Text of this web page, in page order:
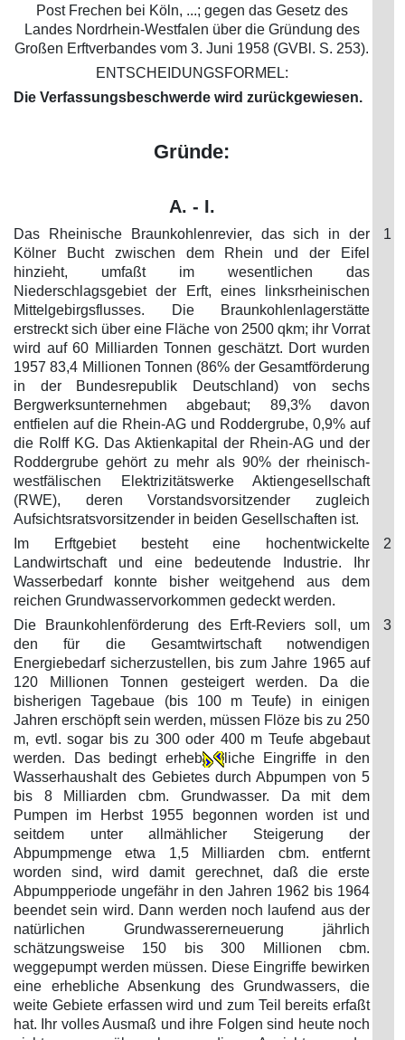
Post Frechen bei Köln, ...; gegen das Gesetz des
Landes Nordrhein-Westfalen über die Gründung des
Großen Erftverbandes vom 3. Juni 1958 (GVBl. S. 253).
ENTSCHEIDUNGSFORMEL:
Die Verfassungsbeschwerde wird zurückgewiesen.
Gründe:
A. - I.
Das Rheinische Braunkohlenrevier, das sich in der
Kölner Bucht zwischen dem Rhein und der Eifel
hinzieht, umfaßt im wesentlichen das
Niederschlagsgebiet der Erft, eines linksrheinischen
Mittelgebirgsflusses. Die Braunkohlenlagerstätte
erstreckt sich über eine Fläche von 2500 qkm; ihr Vorrat
wird auf 60 Milliarden Tonnen geschätzt. Dort wurden
1957 83,4 Millionen Tonnen (86% der Gesamtförderung
in der Bundesrepublik Deutschland) von sechs
Bergwerksunternehmen abgebaut; 89,3% davon
entfielen auf die Rhein-AG und Roddergrube, 0,9% auf
die Rolff KG. Das Aktienkapital der Rhein-AG und der
Roddergrube gehört zu mehr als 90% der rheinisch-
westfälischen Elektrizitätswerke Aktiengesellschaft
(RWE), deren Vorstandsvorsitzender zugleich
Aufsichtsratsvorsitzender in beiden Gesellschaften ist.
1
Im Erftgebiet besteht eine hochentwickelte
Landwirtschaft und eine bedeutende Industrie. Ihr
Wasserbedarf konnte bisher weitgehend aus dem
reichen Grundwasservorkommen gedeckt werden.
2
Die Braunkohlenförderung des Erft-Reviers soll, um
den für die Gesamtwirtschaft notwendigen
Energiebedarf sicherzustellen, bis zum Jahre 1965 auf
120 Millionen Tonnen gesteigert werden. Da die
bisherigen Tagebaue (bis 100 m Teufe) in einigen
Jahren erschöpft sein werden, müssen Flöze bis zu 250
m, evtl. sogar bis zu 300 oder 400 m Teufe abgebaut
werden. Das bedingt erheb
liche Eingriffe in den
Wasserhaushalt des Gebietes durch Abpumpen von 5
bis 8 Milliarden cbm. Grundwasser. Da mit dem
Pumpen im Herbst 1955 begonnen worden ist und
seitdem unter allmählicher Steigerung der
Abpumpmenge etwa 1,5 Milliarden cbm. entfernt
worden sind, wird damit gerechnet, daß die erste
Abpumpperiode ungefähr in den Jahren 1962 bis 1964
beendet sein wird. Dann werden noch laufend aus der
natürlichen Grundwassererneuerung jährlich
schätzungsweise 150 bis 300 Millionen cbm.
weggepumpt werden müssen. Diese Eingriffe bewirken
eine erhebliche Absenkung des Grundwassers, die
weite Gebiete erfassen wird und zum Teil bereits erfaßt
hat. Ihr volles Ausmaß und ihre Folgen sind heute noch
3